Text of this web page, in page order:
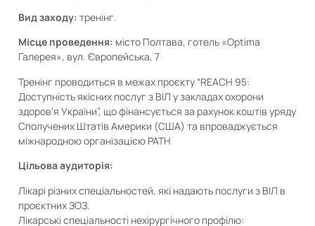
Вид заходу: тренінг.
Місце проведення: місто Полтава, готель «Optima
Галерея», вул. Європейська, 7
Тренінг проводиться в межах проєкту “REACH 95:
Доступність якісних послуг з ВІЛ у закладах охорони
здоров’я України”, що фінансується за рахунок коштів уряду
Сполучених Штатів Америки (США) та впроваджується
міжнародною організацією PATH
Цільова аудиторія:
Лікарі різних спеціальностей, які надають послуги з ВІЛ в
проєктних ЗОЗ.
Лікарські спеціальності нехірургічного профілю: